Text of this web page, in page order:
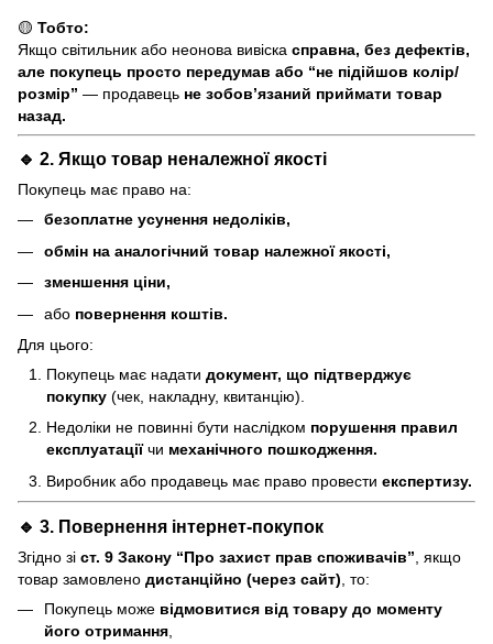
🟡 Тобто:
Якщо світильник або неонова вивіска справна, без дефектів,
але покупець просто передумав або “не підійшов колір/
розмір” — продавець не зобов’язаний приймати товар
назад.
🔹 2. Якщо товар неналежної якості
Покупець має право на:
безоплатне усунення недоліків,
обмін на аналогічний товар належної якості,
зменшення ціни,
або повернення коштів.
Для цього:
Покупець має надати документ, що підтверджує
покупку (чек, накладну, квитанцію).
Недоліки не повинні бути наслідком порушення правил
експлуатаціїчи механічного пошкодження.
Виробник або продавець має право провести експертизу.
🔹 3. Повернення інтернет-покупок
Згідно зі ст. 9 Закону “Про захист прав споживачів” , якщо
товар замовлено дистанційно (через сайт) , то:
Покупець може відмовитися від товару до моменту
його отримання